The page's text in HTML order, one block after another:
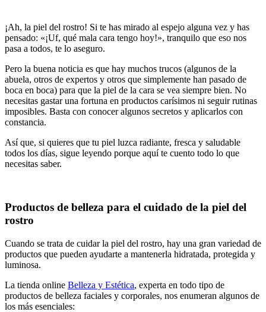
¡Ah, la piel del rostro! Si te has mirado al espejo alguna vez y has
pensado: «¡Uf, qué mala cara tengo hoy!», tranquilo que eso nos
pasa a todos, te lo aseguro.
Pero la buena noticia es que hay muchos trucos (algunos de la
abuela, otros de expertos y otros que simplemente han pasado de
boca en boca) para que la piel de la cara se vea siempre bien. No
necesitas gastar una fortuna en productos carísimos ni seguir rutinas
imposibles. Basta con conocer algunos secretos y aplicarlos con
constancia.
Así que, si quieres que tu piel luzca radiante, fresca y saludable
todos los días, sigue leyendo porque aquí te cuento todo lo que
necesitas saber.
Productos de belleza para el cuidado de la piel del
rostro
Cuando se trata de cuidar la piel del rostro, hay una gran variedad de
productos que pueden ayudarte a mantenerla hidratada, protegida y
luminosa.
La tienda online Belleza y Estética, experta en todo tipo de
productos de belleza faciales y corporales, nos enumeran algunos de
los más esenciales: